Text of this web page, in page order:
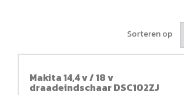
Sorteren op
Makita 14,4 v / 18 v
draadeindschaar DSC102ZJ